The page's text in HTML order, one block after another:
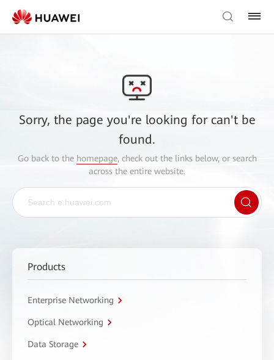
Sorry, the page you're looking for can't be
found.
Go back to the homepage, check out the links below, or search
across the entire website.
Products
Enterprise Networking
Optical Networking
Data Storage